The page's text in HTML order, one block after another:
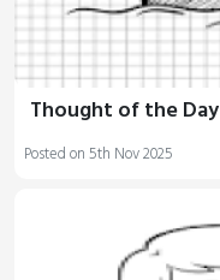
Thought of the Day
Posted on 5th Nov 2025